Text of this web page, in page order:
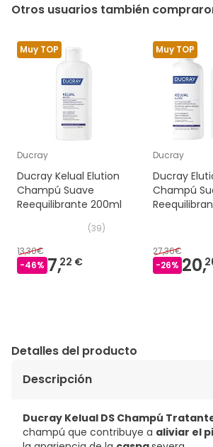
Otros usuarios también
Muy TOP
Ducray
Ducray Kelual Elution
Champú Suave
Reequilibrante 200ml
(39)
13,30€
-46% 7,22 €
Muy TOP
Ducray
Ducray
Champú
27,36€
-26% 20,
Detalles del producto
Descripción
Ducray Kelual DS Champú
champú que contribuye a aliviar el